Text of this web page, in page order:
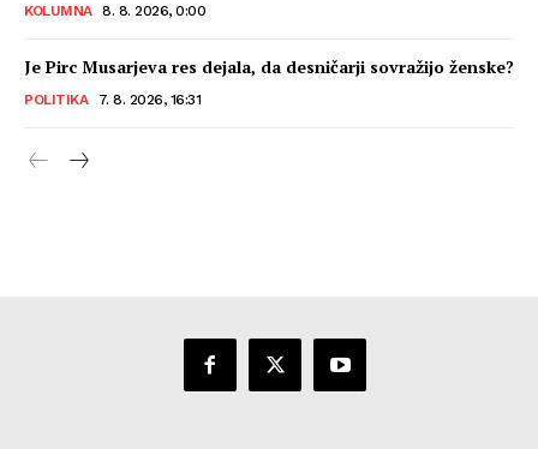
KOLUMNA 8. 8. 2026, 0:00
Je Pirc Musarjeva res dejala, da desničarji sovražijo ženske?
POLITIKA 7. 8. 2026, 16:31